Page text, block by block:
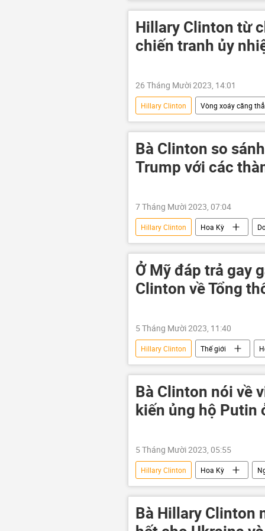
Hillary Clinton từ
chiến tranh ủy
26 Tháng Mười 2023, 14:01
Hillary Clinton Vòng xoáy căng
Joe Biden
Palestine
Nhà Trắng
Bà Clinton so
Trump với các
7 Tháng Mười 2023, 07:04
Hillary Clinton Hoa Kỳ
Ở Mỹ đáp trả gay
Clinton về Tổng
5 Tháng Mười 2023, 11:40
Hillary Clinton Thế giới
Bà Clinton nói về
kiến ủng hộ Putin
5 Tháng Mười 2023, 05:55
Hillary Clinton Hoa Kỳ
Bà Hillary Clinton